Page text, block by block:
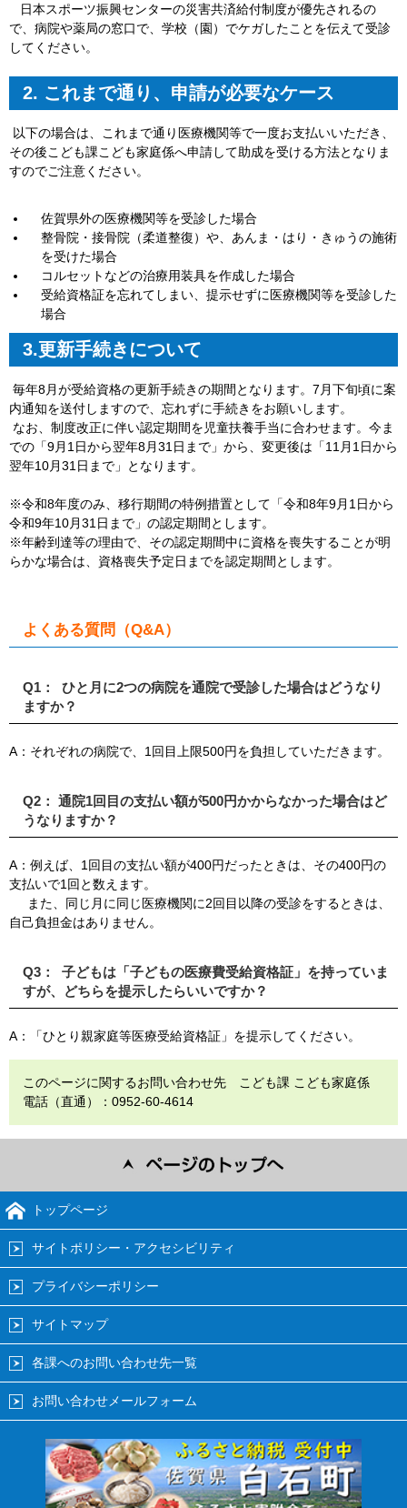
日本スポーツ振興センターの災害共済給付制度が優先されるの
で、病院や薬局の窓口で、学校（園）でケガしたことを伝えて受診
してください。
2. これまで通り、申請が必要なケース
以下の場合は、これまで通り医療機関等で一度お支払いいただき、
その後こども課こども家庭係へ申請して助成を受ける方法となりま
すのでご注意ください。
佐賀県外の医療機関等を受診した場合
整骨院・接骨院（柔道整復）や、あんま・はり・きゅうの施術
を受けた場合
コルセットなどの治療用装具を作成した場合
受給資格証を忘れてしまい、提示せずに医療機関等を受診した
場合
3.更新手続きについて
毎年8月が受給資格の更新手続きの期間となります。7月下旬頃に案
内通知を送付しますので、忘れずに手続きをお願いします。
なお、制度改正に伴い認定期間を児童扶養手当に合わせます。今ま
での「9月1日から翌年8月31日まで」から、変更後は「11月1日から
翌年10月31日まで」となります。
※令和8年度のみ、移行期間の特例措置として「令和8年9月1日から
令和9年10月31日まで」の認定期間とします。
※年齢到達等の理由で、その認定期間中に資格を喪失することが明
らかな場合は、資格喪失予定日までを認定期間とします。
よくある質問（Q&A）
Q1： ひと月に2つの病院を通院で受診した場合はどうなり
ますか？
A：それぞれの病院で、1回目上限500円を負担していただきます。
Q2： 通院1回目の支払い額が500円かからなかった場合はど
うなりますか？
A：例えば、1回目の支払い額が400円だったときは、その400円の
支払いで1回と数えます。
また、同じ月に同じ医療機関に2回目以降の受診をするときは、
自己負担金はありません。
Q3： 子どもは「子どもの医療費受給資格証」を持っていま
すが、どちらを提示したらいいですか？
A：「ひとり親家庭等医療受給資格証」を提示してください。
このページに関するお問い合わせ先 こども課 こども家庭係
電話（直通）：0952-60-4614
トップページ
サイトポリシー・アクセシビリティ
プライバシーポリシー
サイトマップ
各課へのお問い合わせ先一覧
お問い合わせメールフォーム